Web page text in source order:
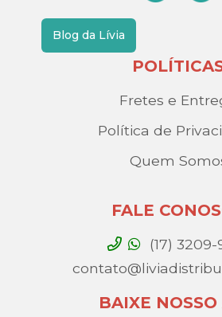
Blog da Lívia
Fretes e
Política de
Quem
FALE
(17) 3209-
BAIXE NOSSO